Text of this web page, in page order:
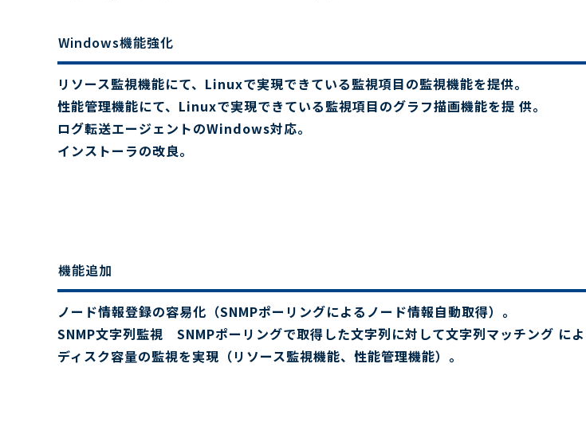
Windows機能強化
リソース監視機能にて、Linuxで実現できている監視項目の監視機能を提供。
性能管理機能にて、Linuxで実現できている監視項目のグラフ描画機能を提 供。
ログ転送エージェントのWindows対応。
インストーラの改良。
機能追加
ノード情報登録の容易化（SNMPポーリングによるノード情報自動取得）。
SNMP文字列監視 SNMPポーリングで取得した文字列に対して文字列マッチング によ
ディスク容量の監視を実現（リソース監視機能、性能管理機能）。